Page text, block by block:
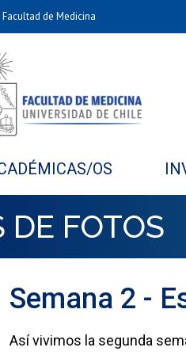
Facultad de Medicina
OS
DE FOTOS
Semana 2 -
Así vivimos la segunda